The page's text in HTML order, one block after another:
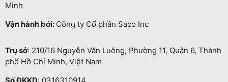
Minh
Vận hành bởi: Công ty Cổ phần Saco Inc
Trụ sở: 210/16 Nguyễn Văn Luông, Phường 11, Quận 6, Thành
phố Hồ Chí Minh, Việt Nam